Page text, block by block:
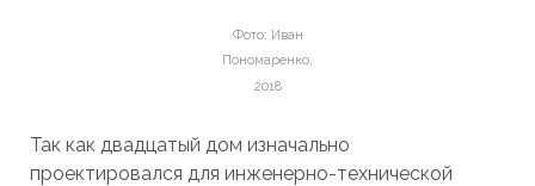
Фото: Иван
Пономаренко,
2018
Так как двадцатый дом изначально
проектировался для инженерно-технической